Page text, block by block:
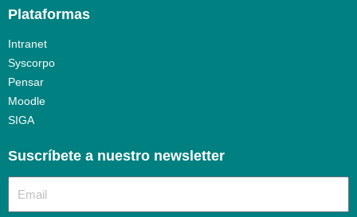
Plataformas
Intranet
Syscorpo
Pensar
Moodle
SIGA
Suscríbete a nuestro newsletter​